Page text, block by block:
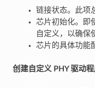
链接状态。此项
芯片初始化。即
自定义，以确保
芯片的具体功能
创建自定义 PHY 驱动程